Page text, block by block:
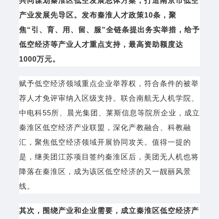
产业发展先导区。发布秦淮人才政策10条，聚
焦“引、育、用、留、服”全链条提出务实举措，给予
低空经济等产业人才重点支持，最高资助额度达
1000万元。
赋予低空经济领域重点企业举荐权，符合条件的被举
荐人才免评审纳入区级支持。联合南航无人机学院、
中电科55所、晨光集团、莱斯信息等院所企业，成立
秦淮区低空经济产业联盟，深化产教融合、科教融
汇，聚焦低空经济领域开展协同攻关。值得一提的
是，继美团江苏项目签约秦淮区后，美团无人机也将
降落在秦淮区，成为该区低空经济的又一靓丽风景
线。
其次，围绕产业和企业需要，成立秦淮区低空经济产